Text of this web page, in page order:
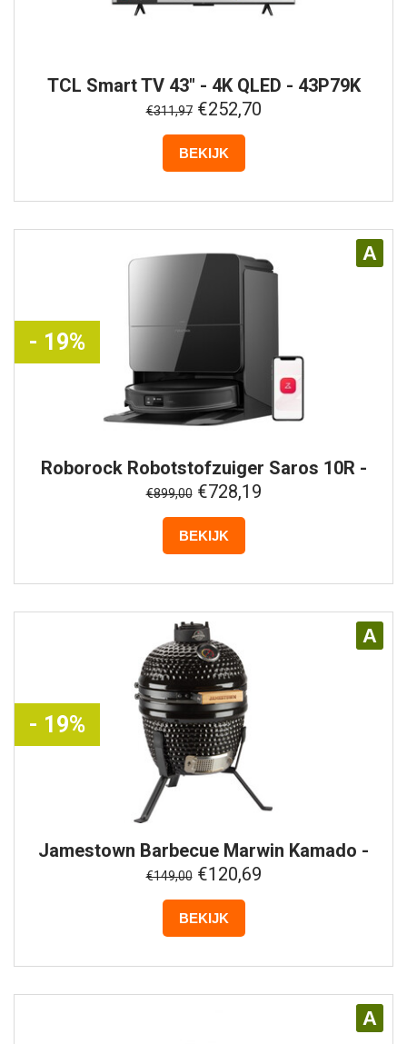
TCL Smart TV 43" - 4K QLED - 43P79K
€311,97€252,70
BEKIJK
A
- 19%
RoborockRobotstofzuiger Saros 10R -
Zwart
€899,00€728,19
BEKIJK
A
- 19%
Jamestown Barbecue Marwin Kamado -
ø27cm - Zwart
€149,00€120,69
BEKIJK
A